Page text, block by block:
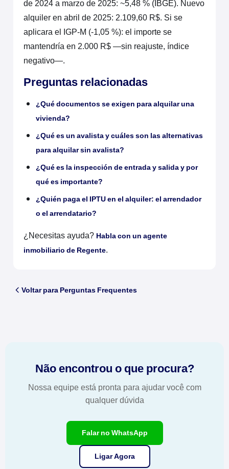
de 2024 a marzo de 2025: ~5,48 % (IBGE). Nuevo
alquiler en abril de 2025: 2.109,60 R$. Si se
aplicara el IGP-M (-1,05 %): el importe se
mantendría en 2.000 R$ —sin reajuste, índice
negativo—.
Preguntas relacionadas
¿Qué documentos se exigen para alquilar una
vivienda?
¿Qué es un avalista y cuáles son las alternativas
para alquilar sin avalista?
¿Qué es la inspección de entrada y salida y por
qué es importante?
¿Quién paga el IPTU en el alquiler: el arrendador
o el arrendatario?
¿Necesitas ayuda? Habla con un agente
inmobiliario de Regente.
Voltar para Perguntas Frequentes
Não encontrou o que procura?
Nossa equipe está pronta para ajudar você com
qualquer dúvida
Falar no WhatsApp
Ligar Agora